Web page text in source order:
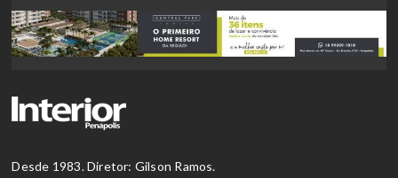
Desde 1983. Diretor: Gilson Ramos.